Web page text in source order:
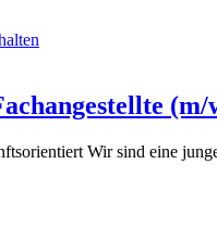
(m/
Wir sind eine